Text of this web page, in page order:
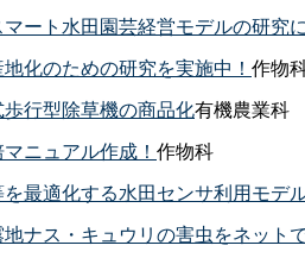
ート水田園芸経営モデルの研究
化のための研究を実施中！ 作物
行型除草機の商品化有機農業科
ニュアル作成！ 作物科
最適化する水田センサ利用モデ
ナス・キュウリの害虫をネット